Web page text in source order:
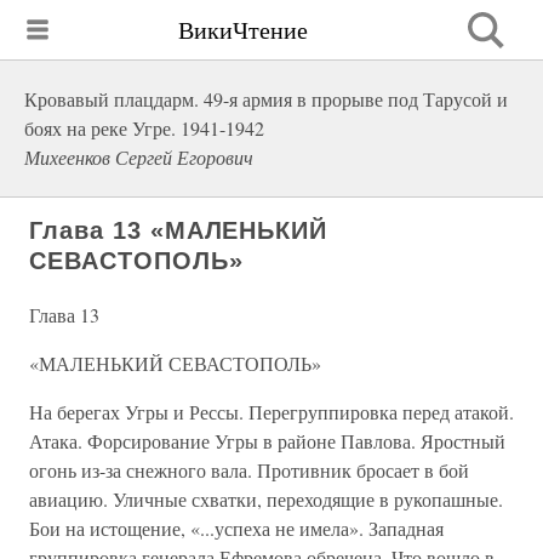
ВикиЧтение
Кровавый плацдарм. 49-я армия в прорыве под Тарусой и
боях на реке Угре. 1941-1942
Михеенков Сергей Егорович
Глава 13 «МАЛЕНЬКИЙ
СЕВАСТОПОЛЬ»
Глава 13
«МАЛЕНЬКИЙ СЕВАСТОПОЛЬ»
На берегах Угры и Рессы. Перегруппировка перед атакой.
Атака. Форсирование Угры в районе Павлова. Яростный
огонь из-за снежного вала. Противник бросает в бой
авиацию. Уличные схватки, переходящие в рукопашные.
Бои на истощение, «...успеха не имела». Западная